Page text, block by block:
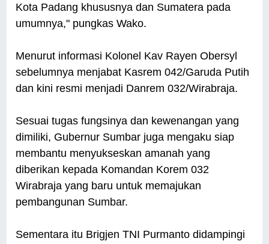
Kota Padang khususnya dan Sumatera pada
umumnya," pungkas Wako.
Menurut informasi Kolonel Kav Rayen Obersyl
sebelumnya menjabat Kasrem 042/Garuda Putih
dan kini resmi menjadi Danrem 032/Wirabraja.
Sesuai tugas fungsinya dan kewenangan yang
dimiliki, Gubernur Sumbar juga mengaku siap
membantu menyukseskan amanah yang
diberikan kepada Komandan Korem 032
Wirabraja yang baru untuk memajukan
pembangunan Sumbar.
Sementara itu Brigjen TNI Purmanto didampingi